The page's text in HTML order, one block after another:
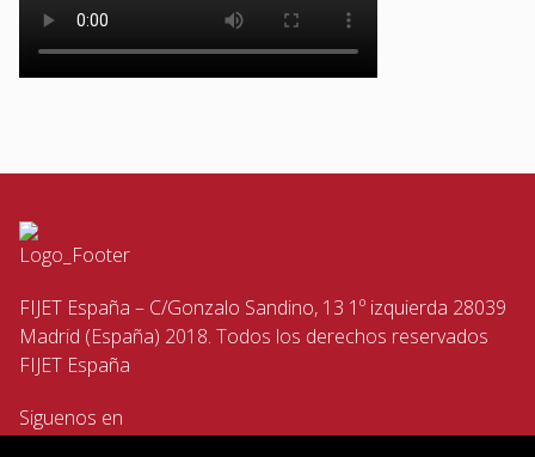
FIJET España – C/Gonzalo Sandino, 13 1º izquierda 28039
Madrid (España) 2018. Todos los derechos reservados
FIJET España
Siguenos en